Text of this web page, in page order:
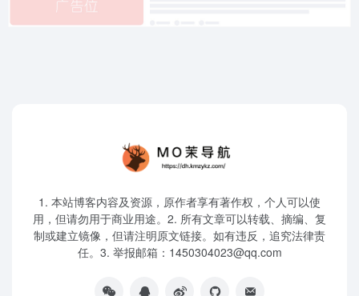
1. 本站博客内容及资源，原作者享有著作权，个人可以使
用，但请勿用于商业用途。2. 所有文章可以转载、摘编、复
制或建立镜像，但请注明原文链接。如有违反，追究法律责
任。3. 举报邮箱：1450304023@qq.com